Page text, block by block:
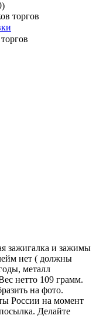
торгов
зажигалка и зажимы
нет ( должны
металл
нетто 109 грамм.
на фото.
России на момент
Делайте